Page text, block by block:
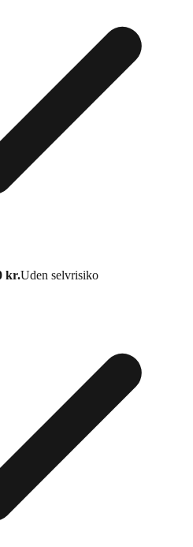
kr.Uden selvrisiko